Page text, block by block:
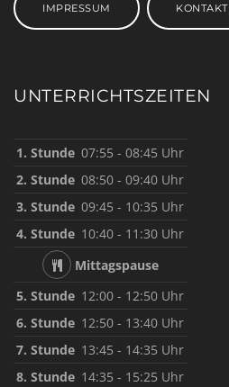
IMPRESSUM KONTAKT
UNTERRICHTSZEITEN
1. Stunde 07:55 - 08:45 Uhr
2. Stunde 08:50 - 09:40 Uhr
3. Stunde 09:45 - 10:35 Uhr
4. Stunde 10:40 - 11:30 Uhr
Mittagspause
5. Stunde 12:00 - 12:50 Uhr
6. Stunde 12:50 - 13:40 Uhr
7. Stunde 13:45 - 14:35 Uhr
8. Stunde 14:35 - 15:25 Uhr